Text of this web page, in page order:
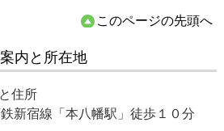
このページの先頭へ
内と所在地
住所
新宿線「本八幡駅」徒歩１０分